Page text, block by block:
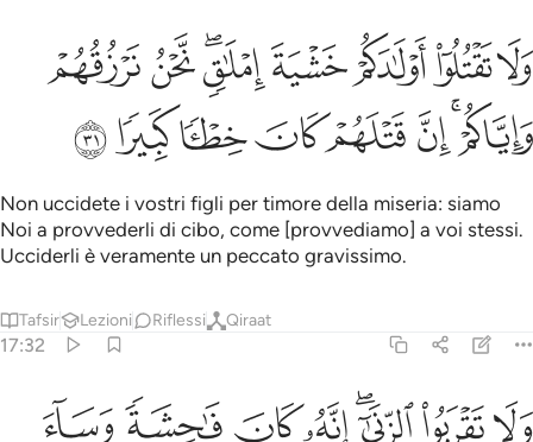
ولا تقتلوا اولادكم خشية املاق نحن نرزقهم واياكم ان قتلهم كان خطيا
وَلَا تَقْتُلُوٓا۟ أَوْلَـٰدَكُمْ خَشْيَةَ إِمْلَـٰقٍۢ ۖ نَّحْنُ نَرْزُقُهُمْ وَإِيَّاكُمْ ۚ إِنَّ
ﱪﱫﱬﱭﱮﱯﱰﱱ
ﱲﱳﱴﱵﱶﱷﱸﱹ
Non uccidete i vostri figli per timore della miseria: siamo
Noi a provvederli di cibo, come [provvediamo] a voi stessi.
Ucciderli è vera­mente un peccato gravissimo.
Tafsir Lezioni Riflessi Qiraat
17:32
ولا تقربوا الزنا انه كان فاحشة وساء سبيلا ٣٢
وَلَا تَقْرَبُوا۟ ٱلزِّنَىٰٓ ۖ إِنَّهُۥ كَانَ فَـٰحِشَةًۭ وَسَآءَ سَبِيلًۭا ٣٢
ﱺﱻﱼﱽﱾﱿﲀﲁ